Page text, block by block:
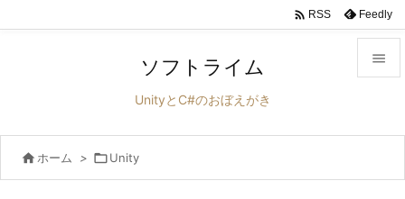


 RSS Feedly
ソフトライム
UnityとC#のおぼえがき
 ホーム > Unity